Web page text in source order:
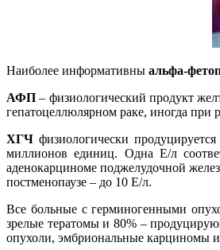
Наиболее информативны альфа-
АФП – физиологический продукт
гепатоцеллюлярном раке, иногда
ХГЧ физиологически
миллионов единиц. Одна Е/л
аденокарциноме поджелудочной
постменопаузе – до 10 Е/л.
Все больные с герминогенными
зрелые тератомы и 80% –
опухоли, эмбриональные карциномы